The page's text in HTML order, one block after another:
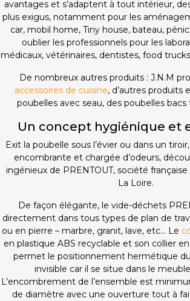
avantages et s’adaptent à tout intérieur,
plus exigus, notamment pour les
car, mobil home, Tiny house, bateau,
oublier les professionnels pour les
médicaux, vétérinaires, dentistes, food
De nombreux autres produits : J.N.M
accessoires de cuisine, d’autres produits
poubelles avec seau, des poubelles
Un concept hygiénique et
Exit la poubelle sous l’évier ou dans un
encombrante et chargée d’odeurs,
ingénieux de PRENTOUT, société
La Loire.
De façon élégante, le vide-déchets
directement dans tous types de plan de
ou en pierre – marbre, granit, lave, etc… Le
en plastique ABS recyclable et son collier
permet le positionnement hermétique
invisible car il se situe dans le
L’encombrement de l’ensemble est
de diamètre avec une ouverture tout à